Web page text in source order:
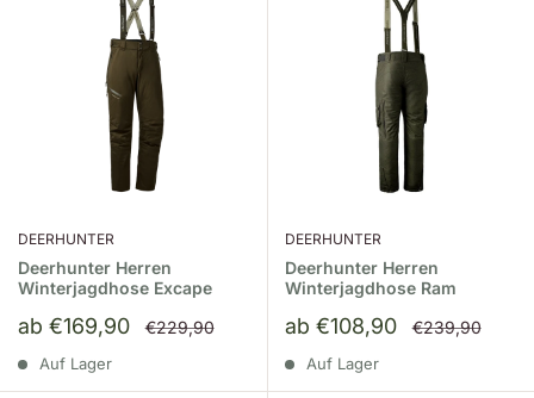
DEERHUNTER
Deerhunter Herren
Winterjagdhose Excape
Sonderpreis
ab €169,90 Normalpreis
€229,90
Auf Lager
DEERHUNTER
Deerhunter Herren
Winterjagdhose Ram
Sonderpreis
ab €108,90 Normalpreis
€239,90
Auf Lager